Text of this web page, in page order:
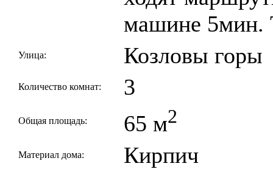
машине 5мин.
Улица: Козловы горы
Количество комнат: 3
Общая площадь: 65 м2
Материал дома: Кирпич